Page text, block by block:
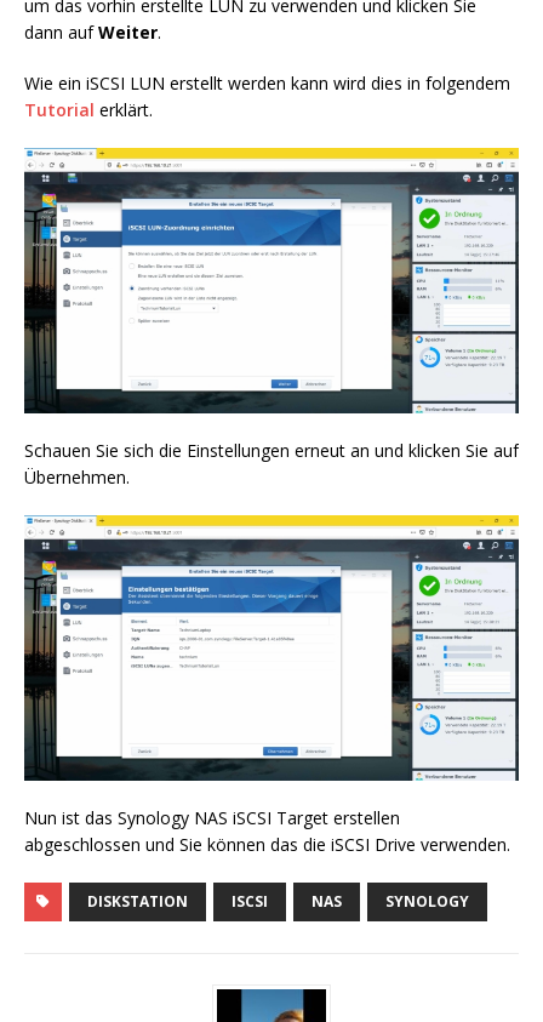
um das vorhin erstellte LUN zu verwenden und klicken Sie
dann aufWeiter.
Wie ein iSCSI LUN erstellt werden kann wird dies in folgendem
Tutorial erklärt.
Schauen Sie sich die Einstellungen erneut an und klicken Sie auf
Übernehmen.
Nun ist das Synology NAS iSCSI Target erstellen
abgeschlossen und Sie können das die iSCSI Drive verwenden.
DISKSTATION ISCSI NAS SYNOLOGY